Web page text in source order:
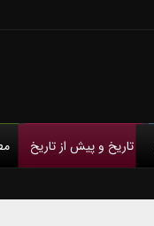
تاریخ و پیش از تاریخ